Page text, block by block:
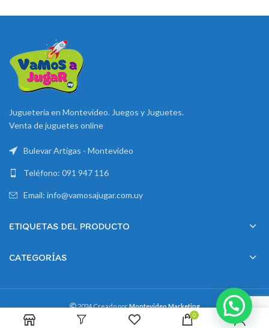
Juguetería en Montevideo. Juegos y Juguetes.
Venta de juguetes online
Bulevar Artigas - Montevideo
Teléfono: 091 947 116
Email: info@vamosajugar.com.uy
ETIQUETAS DEL PRODUCTO
CATEGORÍAS
2024 Creado porMontevideo Marketing
0